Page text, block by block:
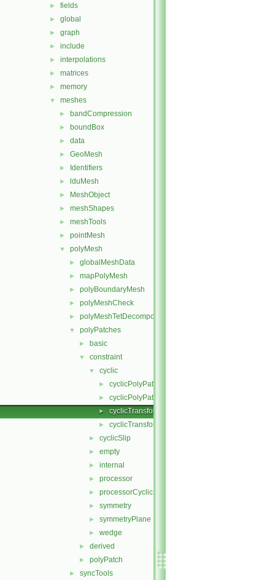
► fields
► global
► graph
► include
► interpolations
► matrices
► memory
▼ meshes
► bandCompression
► boundBox
► data
► GeoMesh
► Identifiers
► lduMesh
► MeshObject
► meshShapes
► meshTools
► pointMesh
▼ polyMesh
► globalMeshData
► mapPolyMesh
► polyBoundaryMesh
► polyMeshCheck
► polyMeshTetDecomposition
▼ polyPatches
► basic
▼ constraint
▼ cyclic
► cyclicPolyPatch.C
► cyclicPolyPatch.H
► cyclicTransform.C
► cyclicTransform.H
► cyclicSlip
► empty
► internal
► processor
► processorCyclic
► symmetry
► symmetryPlane
► wedge
► derived
► polyPatch
► syncTools